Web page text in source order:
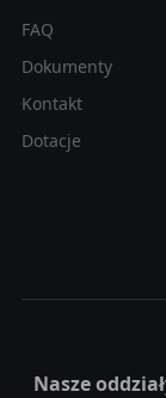
FAQ
Dokumenty
Kontakt
Dotacje
Nasze